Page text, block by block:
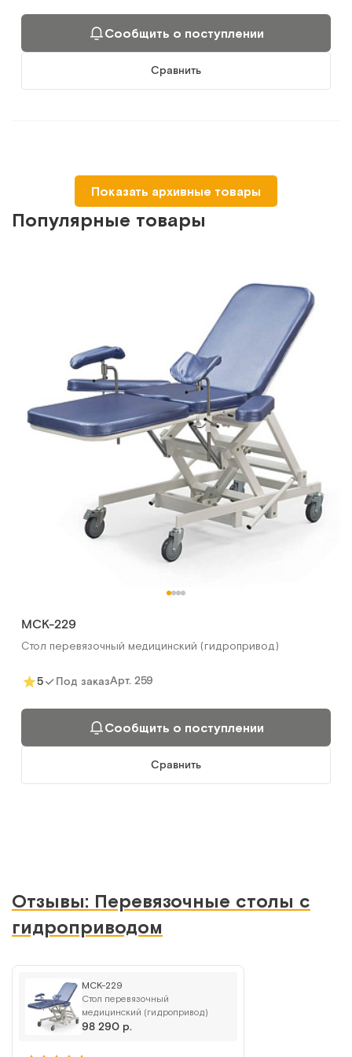
Сообщить о поступлении
Сравнить
Стол перевязочный медицинский (гидропривод)
Сравнить
Показать архивные товары
Популярные товары
МСК-229
Стол перевязочный медицинский (гидропривод)
5 Под заказАрт. 259
Сообщить о поступлении
Сравнить
Отзывы: Перевязочные столы с
гидроприводом
МСК-229
Стол перевязочный
медицинский (гидропривод)
98 290 р.